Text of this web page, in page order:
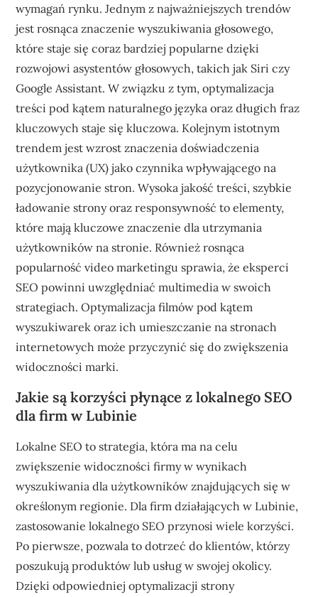
wymagań rynku. Jednym z najważniejszych trendów
jest rosnąca znaczenie wyszukiwania głosowego,
które staje się coraz bardziej popularne dzięki
rozwojowi asystentów głosowych, takich jak Siri czy
Google Assistant. W związku z tym, optymalizacja
treści pod kątem naturalnego języka oraz długich fraz
kluczowych staje się kluczowa. Kolejnym istotnym
trendem jest wzrost znaczenia doświadczenia
użytkownika (UX) jako czynnika wpływającego na
pozycjonowanie stron. Wysoka jakość treści, szybkie
ładowanie strony oraz responsywność to elementy,
które mają kluczowe znaczenie dla utrzymania
użytkowników na stronie. Również rosnąca
popularność video marketingu sprawia, że eksperci
SEO powinni uwzględniać multimedia w swoich
strategiach. Optymalizacja filmów pod kątem
wyszukiwarek oraz ich umieszczanie na stronach
internetowych może przyczynić się do zwiększenia
widoczności marki.
Jakie są korzyści płynące z lokalnego SEO
dla firm w Lubinie
Lokalne SEO to strategia, która ma na celu
zwiększenie widoczności firmy w wynikach
wyszukiwania dla użytkowników znajdujących się w
określonym regionie. Dla firm działających w Lubinie,
zastosowanie lokalnego SEO przynosi wiele korzyści.
Po pierwsze, pozwala to dotrzeć do klientów, którzy
poszukują produktów lub usług w swojej okolicy.
Dzięki odpowiedniej optymalizacji strony